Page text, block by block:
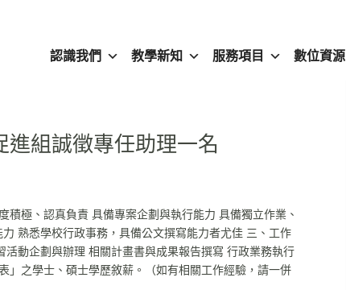
認識我們 教學新知 服務項目 數位資源
組誠徵專任助理一名
極、認真負責 具備專案企劃與執行能力 具備獨立作業、
熟悉學校行政事務，具備公文撰寫能力者尤佳 三、工作
動企劃與辦理 相關計畫書與成果報告撰寫 行政業務執行
」之學士、碩士學歷敘薪。（如有相關工作經驗，請一併